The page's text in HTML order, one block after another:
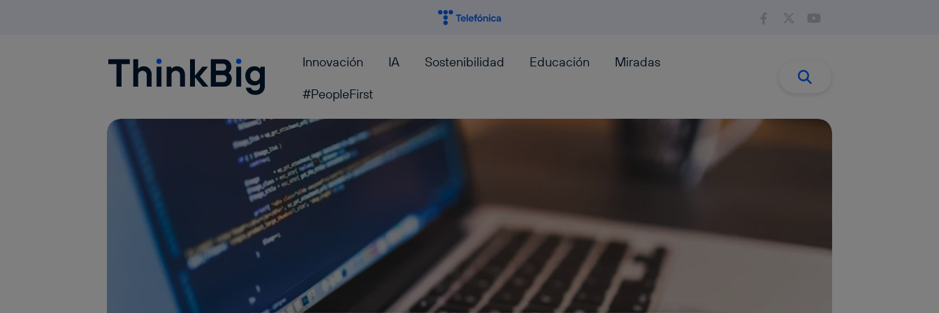
Blogthinkbig.com Innovación IA Sostenibilidad Educación
Miradas
#PeopleFirst
Buscar